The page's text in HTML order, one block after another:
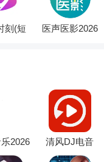
刻(短
医声医影2026
2026
版本
清风DJ电音
库(音乐创作